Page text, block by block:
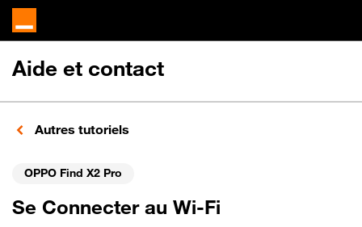
Aide et contact
Autres tutoriels
OPPO Find X2 Pro
Se Connecter au Wi-Fi